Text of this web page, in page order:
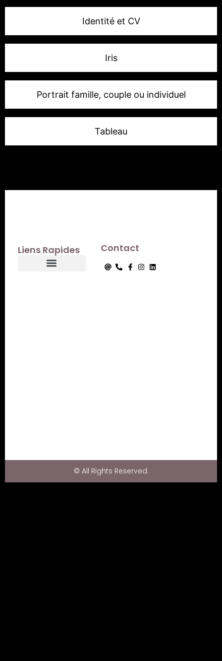
Identité et CV
Iris
Portrait famille, couple ou individuel
Tableau
Liens Rapides Contact
© All Rights Reserved.